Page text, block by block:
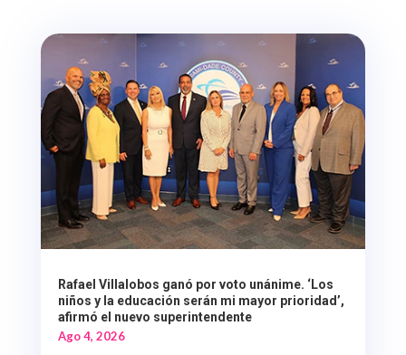
Rafael Villalobos ganó por voto unánime. ‘Los
niños y la educación serán mi mayor prioridad’,
afirmó el nuevo superintendente
Ago 4, 2026